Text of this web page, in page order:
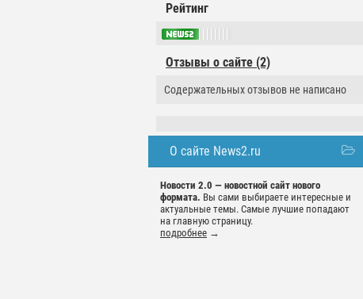
Рейтинг
Отзывы о сайте (2)
Содержательных отзывов не написано
О сайте News2.ru
Новости 2.0 — новостной сайт нового
формата. Вы сами выбираете интересные и
актуальные темы. Самые лучшие попадают
на главную страницу.
подробнее →